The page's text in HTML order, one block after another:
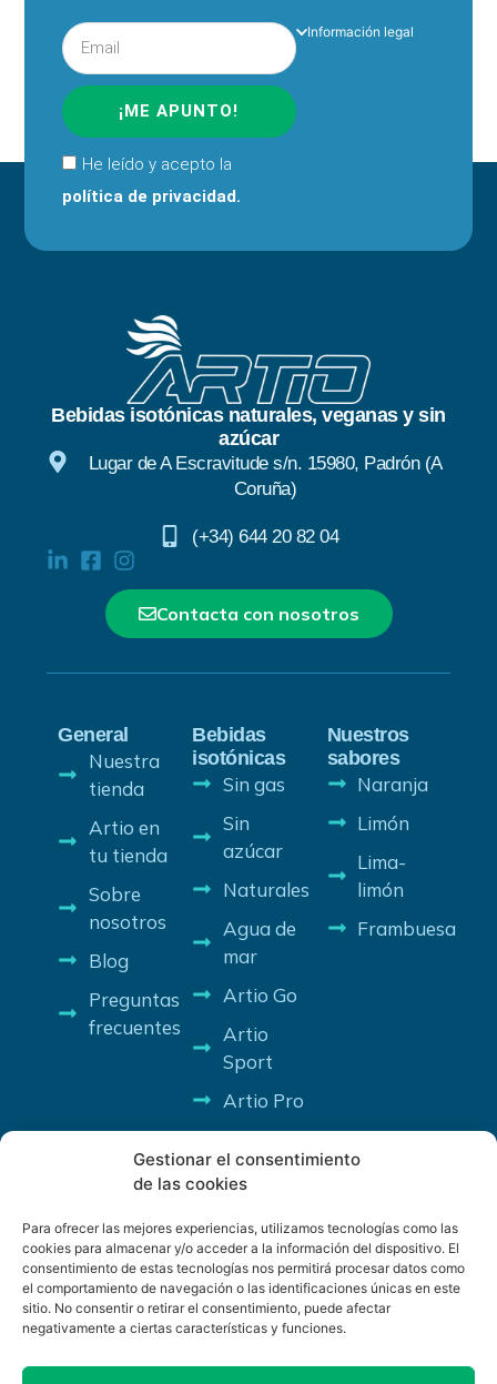
Gestionar el consentimiento
de las cookies
Para ofrecer las mejores experiencias, utilizamos tecnologías como las
cookies para almacenar y/o acceder a la información del dispositivo. El
consentimiento de estas tecnologías nos permitirá procesar datos como
el comportamiento de navegación o las identificaciones únicas en este
sitio. No consentir o retirar el consentimiento, puede afectar
negativamente a ciertas características y funciones.
He leído y acepto la
política de privacidad.
¡ME APUNTO!
Información legal
Bebidas isotónicas naturales, veganas y sin
azúcar
Lugar de A Escravitude s/n. 15980, Padrón (A
Coruña)
(+34) 644 20 82 04
Contacta con nosotros
General
Nuestra
tienda
Artio en
tu tienda
Sobre
nosotros
Blog
Preguntas
frecuentes
Bebidas
isotónicas
Sin gas
Sin
azúcar
Naturales
Agua de
mar
Artio Go
Artio
Sport
Artio Pro
Nuestros
sabores
Naranja
Limón
Lima-
limón
Frambuesa
PROGRAMA KIT DIGITAL COFINANCIADO POR LOS FONDOS
NEXT GENERATION (EU) DEL MECANISMO DE RECUPERACIÓN
Y RESILENCIA